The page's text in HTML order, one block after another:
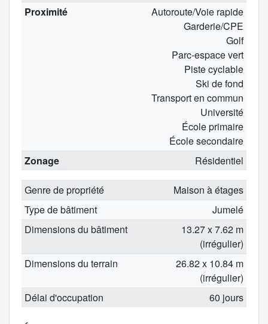
Proximité
Autoroute/Voie rapide
Garderie/CPE
Golf
Parc-espace vert
Piste cyclable
Ski de fond
Transport en commun
Université
École primaire
École secondaire
Zonage
Résidentiel
Genre de propriété
Maison à étages
Type de bâtiment
Jumelé
Dimensions du bâtiment
13.27 x 7.62 m
(irrégulier)
Dimensions du terrain
26.82 x 10.84 m
(irrégulier)
Délai d'occupation
60 jours